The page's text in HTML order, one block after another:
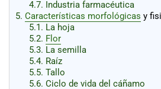
4.7. Industria farmacéutica
5. Características morfológicas y
5.1. La hoja
5.2. Flor
5.3. La semilla
5.4. Raíz
5.5. Tallo
5.6. Ciclo de vida del cáñamo